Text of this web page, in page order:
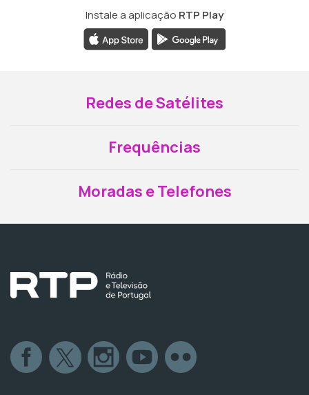
Instale a aplicação RTP Play
Redes de Satélites
Frequências
Moradas e Telefones